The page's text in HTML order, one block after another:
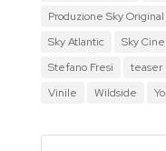
Produzione Sky Original
Sky Atlantic
Sky
Stefano Fresi
teaser
Vinile
Wildside